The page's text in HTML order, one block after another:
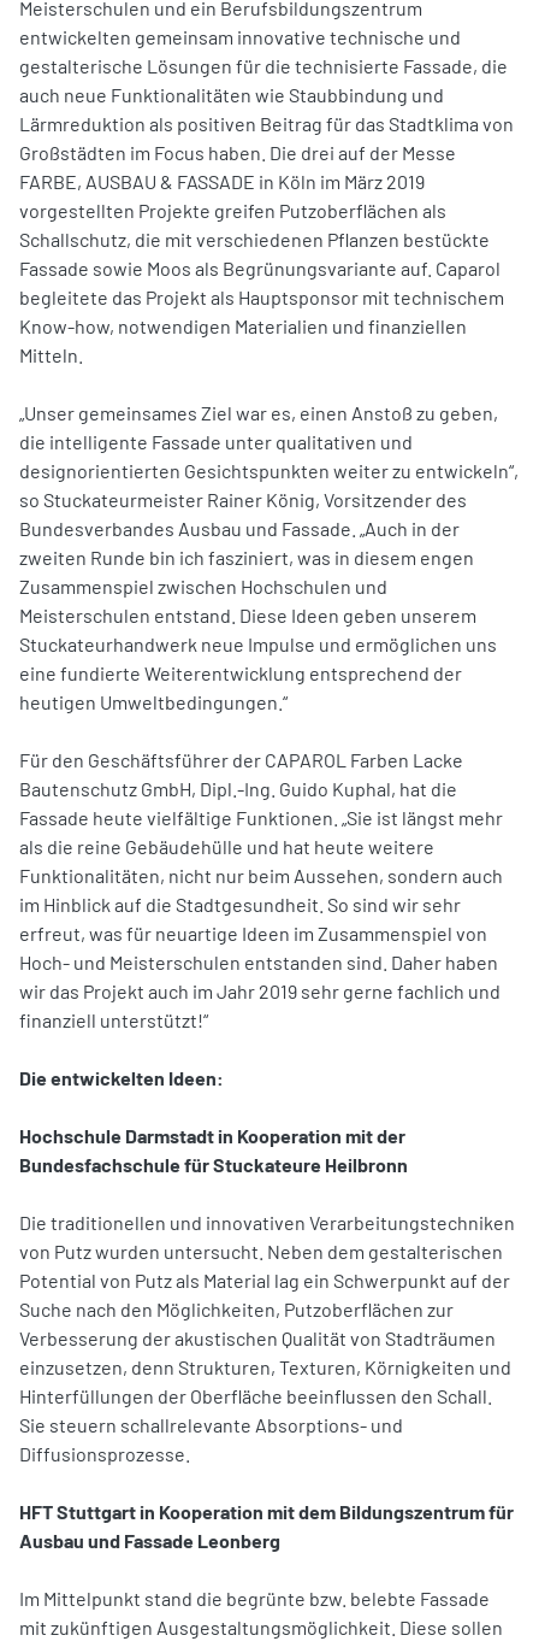
Meisterschulen und ein Berufsbildungszentrum
entwickelten gemeinsam innovative technische und
gestalterische Lösungen für die technisierte Fassade, die
auch neue Funktionalitäten wie Staubbindung und
Lärmreduktion als positiven Beitrag für das Stadtklima von
Großstädten im Focus haben. Die drei auf der Messe
FARBE, AUSBAU & FASSADE in Köln im März 2019
vorgestellten Projekte greifen Putzoberflächen als
Schallschutz, die mit verschiedenen Pflanzen bestückte
Fassade sowie Moos als Begrünungsvariante auf. Caparol
begleitete das Projekt als Hauptsponsor mit technischem
Know-how, notwendigen Materialien und finanziellen
Mitteln.
„Unser gemeinsames Ziel war es, einen Anstoß zu geben,
die intelligente Fassade unter qualitativen und
designorientierten Gesichtspunkten weiter zu entwickeln“,
so Stuckateurmeister Rainer König, Vorsitzender des
Bundesverbandes Ausbau und Fassade. „Auch in der
zweiten Runde bin ich fasziniert, was in diesem engen
Zusammenspiel zwischen Hochschulen und
Meisterschulen entstand. Diese Ideen geben unserem
Stuckateurhandwerk neue Impulse und ermöglichen uns
eine fundierte Weiterentwicklung entsprechend der
heutigen Umweltbedingungen.“
Für den Geschäftsführer der CAPAROL Farben Lacke
Bautenschutz GmbH, Dipl.-Ing. Guido Kuphal, hat die
Fassade heute vielfältige Funktionen. „Sie ist längst mehr
als die reine Gebäudehülle und hat heute weitere
Funktionalitäten, nicht nur beim Aussehen, sondern auch
im Hinblick auf die Stadtgesundheit. So sind wir sehr
erfreut, was für neuartige Ideen im Zusammenspiel von
Hoch- und Meisterschulen entstanden sind. Daher haben
wir das Projekt auch im Jahr 2019 sehr gerne fachlich und
finanziell unterstützt!“
Die entwickelten Ideen:
Hochschule Darmstadt in Kooperation mit der
Bundesfachschule für Stuckateure Heilbronn
Die traditionellen und innovativen Verarbeitungstechniken
von Putz wurden untersucht. Neben dem gestalterischen
Potential von Putz als Material lag ein Schwerpunkt auf der
Suche nach den Möglichkeiten, Putzoberflächen zur
Verbesserung der akustischen Qualität von Stadträumen
einzusetzen, denn Strukturen, Texturen, Körnigkeiten und
Hinterfüllungen der Oberfläche beeinflussen den Schall.
Sie steuern schallrelevante Absorptions- und
Diffusionsprozesse.
HFT Stuttgart in Kooperation mit dem Bildungszentrum für
Ausbau und Fassade Leonberg
Im Mittelpunkt stand die begrünte bzw. belebte Fassade
mit zukünftigen Ausgestaltungsmöglichkeit. Diese sollen